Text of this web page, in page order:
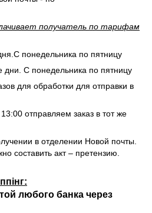
получатель по тарифам
понедельника по пятницу
дни. С понедельника по пятницу
для обработки для отправки в
отправляем заказ в тот же
в отделении Новой почты.
составить акт – претензию.
любого банка через